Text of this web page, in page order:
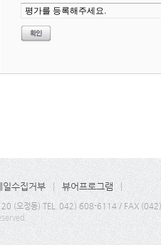
일수집거부 뷰어프로그램
20 (오정동) TEL. 042) 608-6114 / FAX